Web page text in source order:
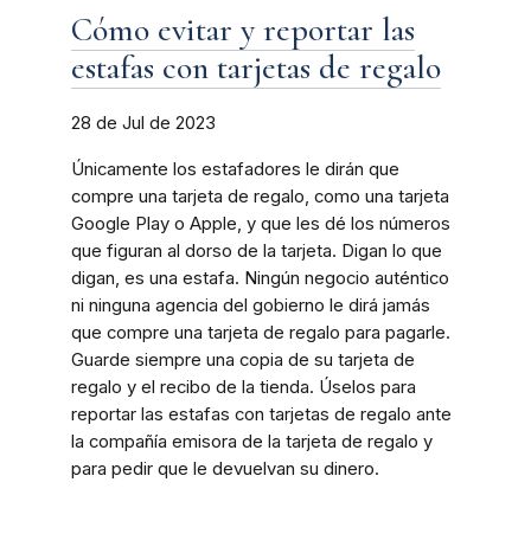
Cómo evitar y reportar las
estafas con tarjetas de regalo
28 de Jul de 2023
Únicamente los estafadores le dirán que
compre una tarjeta de regalo, como una tarjeta
Google Play o Apple, y que les dé los números
que figuran al dorso de la tarjeta. Digan lo que
digan, es una estafa. Ningún negocio auténtico
ni ninguna agencia del gobierno le dirá jamás
que compre una tarjeta de regalo para pagarle.
Guarde siempre una copia de su tarjeta de
regalo y el recibo de la tienda. Úselos para
reportar las estafas con tarjetas de regalo ante
la compañía emisora de la tarjeta de regalo y
para pedir que le devuelvan su dinero.